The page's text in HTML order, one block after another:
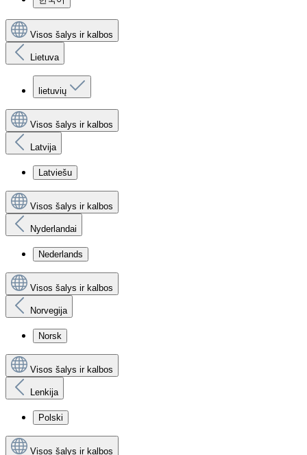
Visos šalys ir kalbos
Lietuva
lietuvių
Visos šalys ir kalbos
Latvija
Latviešu
Visos šalys ir kalbos
Nyderlandai
Nederlands
Visos šalys ir kalbos
Norvegija
Norsk
Visos šalys ir kalbos
Lenkija
Polski
Visos šalys ir kalbos